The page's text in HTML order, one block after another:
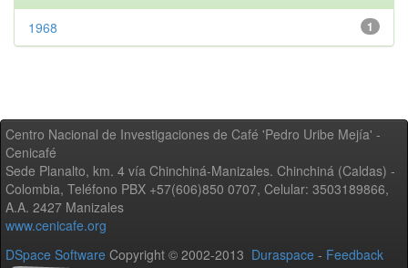
1
1968
Centro Nacional de Investigaciones de Café 'Pedro Uribe Mejía' -
Cenicafé
Sede Planalto, km. 4 vía Chinchiná-Manizales. Chinchiná (Caldas) -
Colombia, Teléfono PBX +57(606)850 0707, Celular: 3503189866,
A.A. 2427 Manizales
www.cenicafe.org
DSpace Software Copyright © 2002-2013 Duraspace - Feedback